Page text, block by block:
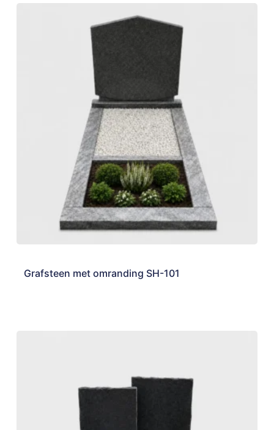
Grafsteen met omranding SH-101